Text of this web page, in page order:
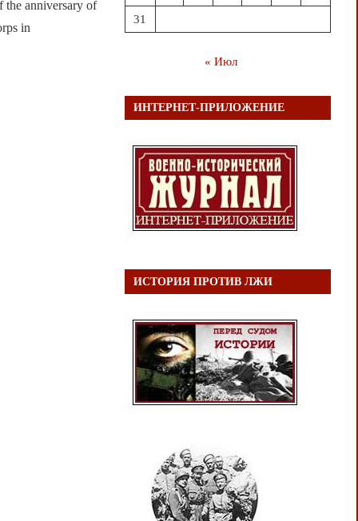
the anniversary of
in
31
« Июл
ИНТЕРНЕТ-ПРИЛОЖЕНИЕ
ИСТОРИЯ ПРОТИВ ЛЖИ